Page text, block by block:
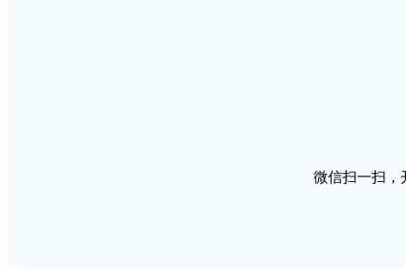
微信扫一扫，